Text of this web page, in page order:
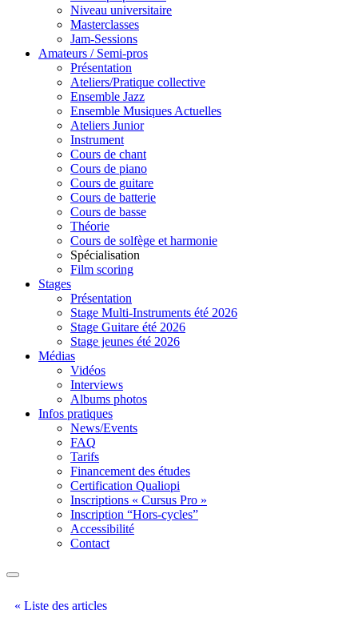
Niveau universitaire
Masterclasses
Jam-Sessions
Amateurs / Semi-pros
Présentation
Ateliers/Pratique collective
Ensemble Jazz
Ensemble Musiques Actuelles
Ateliers Junior
Instrument
Cours de chant
Cours de piano
Cours de guitare
Cours de batterie
Cours de basse
Théorie
Cours de solfège et harmonie
Spécialisation
Film scoring
Stages
Présentation
Stage Multi-Instruments été 2026
Stage Guitare été 2026
Stage jeunes été 2026
Médias
Vidéos
Interviews
Albums photos
Infos pratiques
News/Events
FAQ
Tarifs
Financement des études
Certification Qualiopi
Inscriptions « Cursus Pro »
Inscription “Hors-cycles”
Accessibilité
Contact
« Liste des articles